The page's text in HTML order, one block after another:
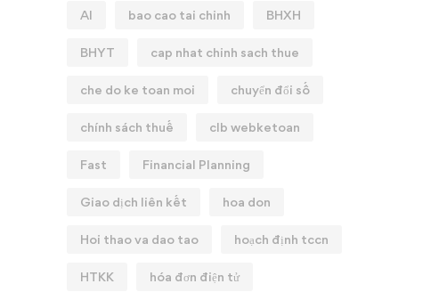
AI bao cao tai chinh BHXH
BHYT cap nhat chinh sach thue
che do ke toan moi chuyển đổi số
chính sách thuế clb webketoan
Fast Financial Planning
Giao dịch liên kết hoa don
Hoi thao va dao tao hoạch định tccn
HTKK hóa đơn điện tử